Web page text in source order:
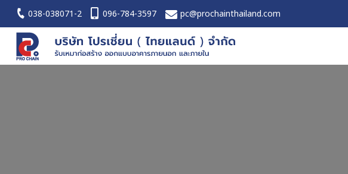
038-038071-2 096-784-3597 pc@prochainthailand.com